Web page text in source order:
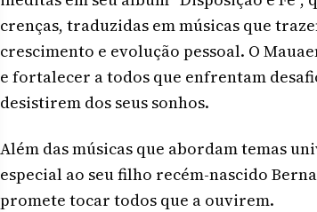
crenças, traduzidas em músicas que
crescimento e evolução pessoal. O
e fortalecer a todos que enfrentam
desistirem dos seus sonhos.
Além das músicas que abordam temas
especial ao seu filho recém-nascido
promete tocar todos que a ouvirem.